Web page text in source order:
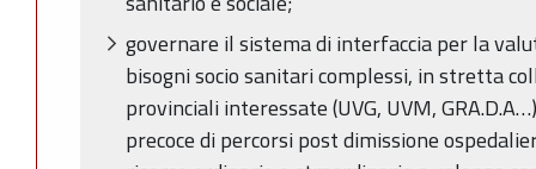
governare il sistema di interfaccia per la
bisogni socio sanitari complessi, in stretta
provinciali interessate (UVG, UVM,
precoce di percorsi post dimissione